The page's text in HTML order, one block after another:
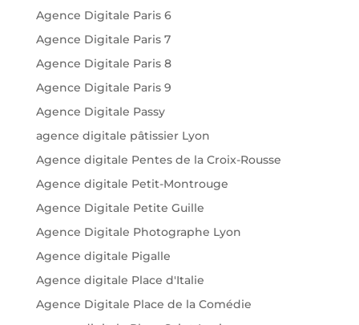
Agence Digitale Paris 6
Agence Digitale Paris 7
Agence Digitale Paris 8
Agence Digitale Paris 9
Agence Digitale Passy
agence digitale pâtissier Lyon
Agence digitale Pentes de la Croix-Rousse
Agence digitale Petit-Montrouge
Agence Digitale Petite Guille
Agence Digitale Photographe Lyon
Agence digitale Pigalle
Agence digitale Place d'Italie
Agence Digitale Place de la Comédie